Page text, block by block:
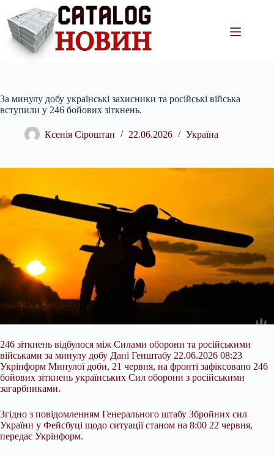
вмісту
За минулу добу українські захисники та російські війська
вступили у 246 бойових зіткнень.
Ксенія Сіроштан 22.06.2026 Україна
246 зіткнень відбулося між Силами оборони та російськими
військами за минулу добу Дані Генштабу 22.06.2026 08:23
Укрінформ Минулої доби, 21 червня, на фронті зафіксовано 246
бойових зіткнень українських Сил оборони з російськими
загарбниками.
Згідно з повідомленням Генерального штабу Збройних сил
України у Фейсбуці щодо ситуації станом на 8:00 22 червня,
передає Укрінформ.